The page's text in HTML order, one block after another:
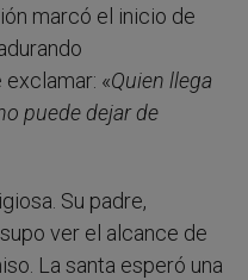
marcó el inicio de
«Quien llega
puede dejar de
Su padre,
ver el alcance de
La santa esperó una